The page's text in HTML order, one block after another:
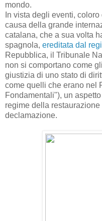
mondo.
In vista degli eventi,
causa della grande
catalana, che a sua volta
spagnola, ereditata dal
Repubblica, il Tribunale
non si comportano come
giustizia di uno stato di
come quelli che erano nel
Fondamentali"), un
regime della
declamazione.